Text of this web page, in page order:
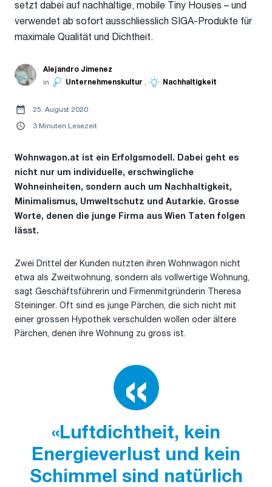
setzt dabei auf nachhaltige, mobile Tiny Houses – und
verwendet ab sofort ausschliesslich SIGA-Produkte für
maximale Qualität und Dichtheit.
Alejandro Jimenez
in
Unternehmenskultur , Nachhaltigkeit
25. August 2020
3 Minuten Lesezeit
Wohnwagon.at ist ein Erfolgsmodell. Dabei geht es
nicht nur um individuelle, erschwingliche
Wohneinheiten, sondern auch um Nachhaltigkeit,
Minimalismus, Umweltschutz und Autarkie. Grosse
Worte, denen die junge Firma aus Wien Taten folgen
lässt.
Zwei Drittel der Kunden nutzten ihren Wohnwagon nicht
etwa als Zweitwohnung, sondern als vollwertige Wohnung,
sagt Geschäftsführerin und Firmenmitgründerin Theresa
Steininger. Oft sind es junge Pärchen, die sich nicht mit
einer grossen Hypothek verschulden wollen oder ältere
Pärchen, denen ihre Wohnung zu gross ist.
«Luftdichtheit, kein
Energieverlust und kein
Schimmel sind natürlich